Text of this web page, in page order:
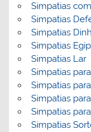
Simpatias
Simpatias
Simpatias
Simpatias
Simpatias Lar
Simpatias
Simpatias
Simpatias
Simpatias
Simpatias